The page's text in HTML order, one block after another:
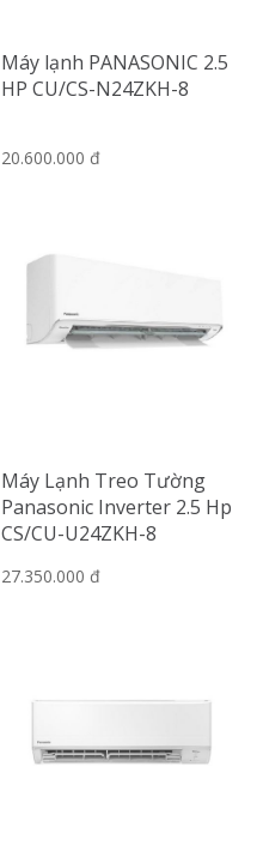
Máy lạnh PANASONIC 2.5
HP CU/CS-N24ZKH-8
20.600.000 đ
Máy Lạnh Treo Tường
Panasonic Inverter 2.5 Hp
CS/CU-U24ZKH-8
27.350.000 đ